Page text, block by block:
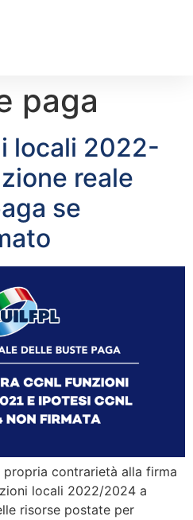
paga
locali 2022-
reale
se
propria contrarietà alla firma
locali 2022/2024 a
risorse postate per